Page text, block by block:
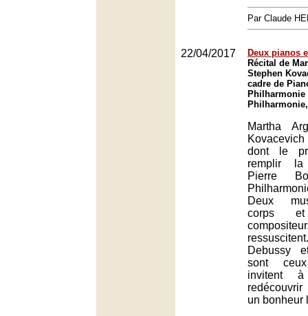
Par Claude
22/04/2017
Deux pianos
Récital de
Stephen
cadre de
Philharmonie
Martha
dont le
remplir
Pierre
Deux
corps
Debussy
sont
invitent
un bonheur